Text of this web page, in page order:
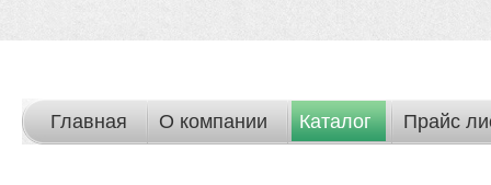
Главная О компании Каталог Прайс